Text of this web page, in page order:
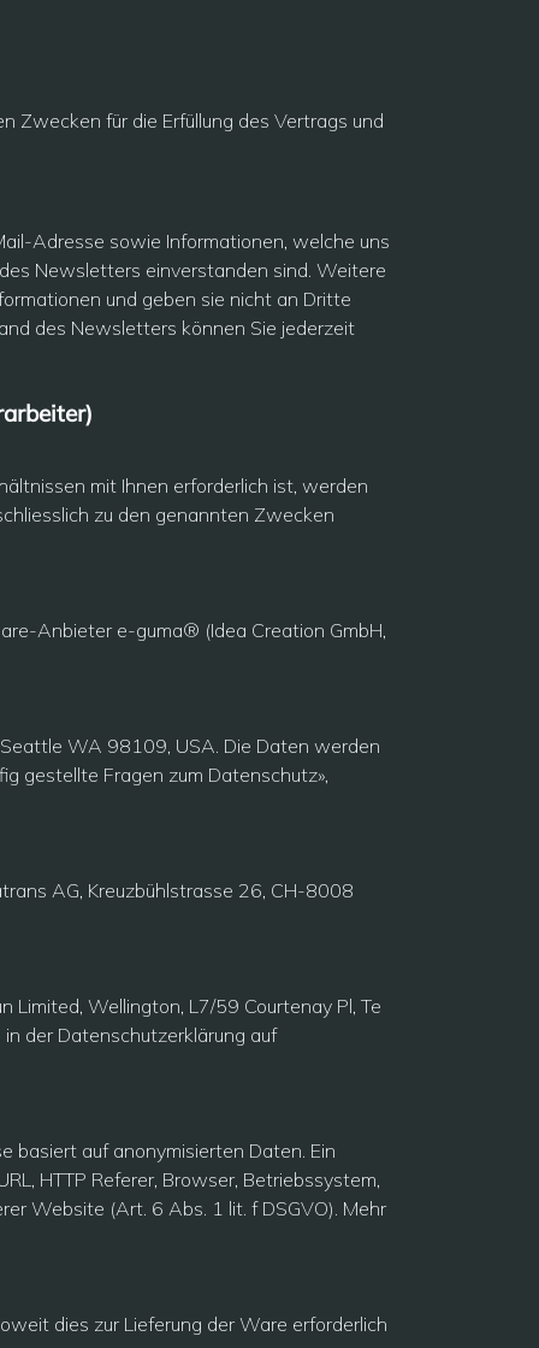
Zwecken für die Erfüllung des Vertrags und
Adresse sowie Informationen, welche uns
Newsletters einverstanden sind. Weitere
und geben sie nicht an Dritte
des Newsletters können Sie jederzeit
mit Ihnen erforderlich ist, werden
zu den genannten Zwecken
Anbieter e-guma® (Idea Creation GmbH,
WA 98109, USA. Die Daten werden
gestellte Fragen zum Datenschutz»,
AG, Kreuzbühlstrasse 26, CH-8008
Limited, Wellington, L7/59 Courtenay Pl, Te
der Datenschutzerklärung auf
basiert auf anonymisierten Daten. Ein
HTTP Referer, Browser, Betriebssystem,
Website (Art. 6 Abs. 1 lit. f DSGVO). Mehr
dies zur Lieferung der Ware erforderlich